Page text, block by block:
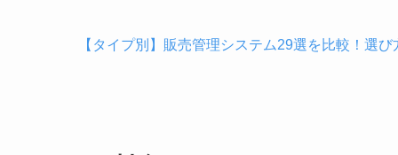
【タイプ別】販売管理システム29選を比較！選